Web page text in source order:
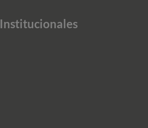
Institucionales